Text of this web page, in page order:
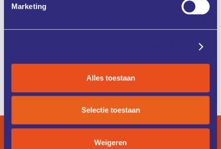
Marketing
Alles toestaan
Selectie toestaan
Weigeren